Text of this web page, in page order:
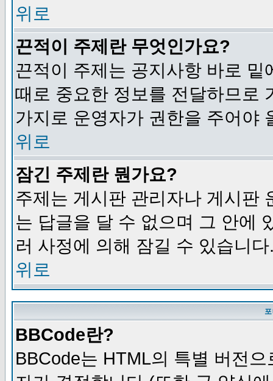
위로
끈적이 주제란 무엇인가요?
끈적이 주제는 공지사항 바로
때로 중요한 정보를 전달하므로
가지로 운영자가 권한을 주어야
위로
잠긴 주제란 뭔가요?
주제는 게시판 관리자나 게시판
는 답글을 달 수 없으며 그 안에
러 사정에 의해 잠길 수 있습니다
위로
BBCode란?
BBCode는 HTML의 특별 버전